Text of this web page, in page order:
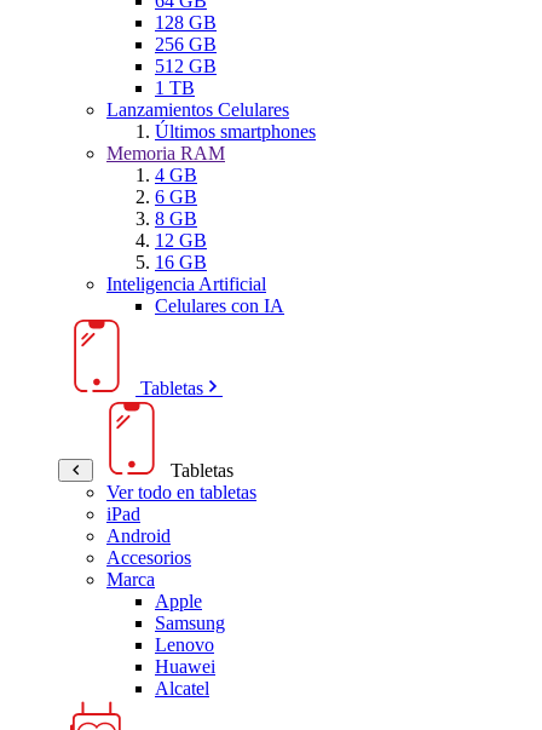
128 GB
256 GB
512 GB
1 TB
Lanzamientos Celulares
Últimos smartphones
Memoria RAM
4 GB
6 GB
8 GB
12 GB
16 GB
Inteligencia Artificial
Celulares con IA
Tabletas
Tabletas
Ver todo en tabletas
iPad
Android
Accesorios
Marca
Apple
Samsung
Lenovo
Huawei
Alcatel